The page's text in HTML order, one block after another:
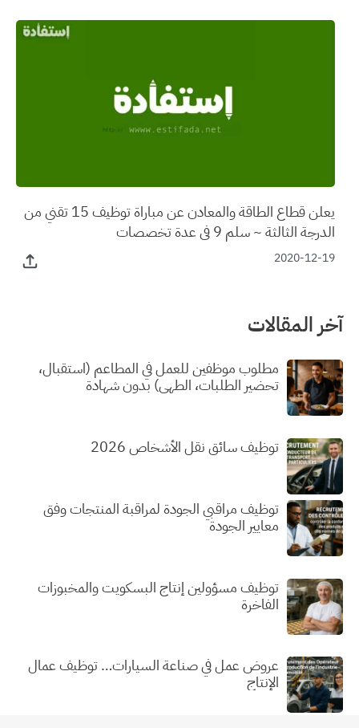
يعلن قطاع الطاقة والمعادن عن مباراة توظيف 15 تقني من
الدرجة الثالثة ~ سلم 9 في عدة تخصصات
2020-12-19
آخر المقالات
مطلوب موظفين للعمل في المطاعم (استقبال،
تحضير الطلبات، الطهي) بدون شهادة
توظيف سائق نقل الأشخاص 2026
توظيف مراقبي الجودة لمراقبة المنتجات وفق
معايير الجودة
توظيف مسؤولين إنتاج البسكويت والمخبوزات
الفاخرة
عروض عمل في صناعة السيارات… توظيف عمال
الإنتاج